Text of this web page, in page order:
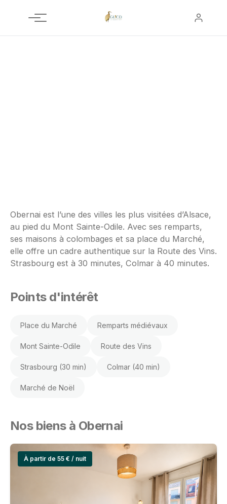
au
Obernai est l’une des villes les plus visitées d’Alsace,
au pied du Mont Sainte-Odile. Avec ses remparts,
ses maisons à colombages et sa place du Marché,
elle offre un cadre authentique sur la Route des Vins.
Strasbourg est à 30 minutes, Colmar à 40 minutes.
Points d'intérêt
Place du Marché Remparts médiévaux
Mont Sainte-Odile Route des Vins
Strasbourg (30 min) Colmar (40 min)
Marché de Noël
Nos biens à Obernai
À partir de 55 € / nuit